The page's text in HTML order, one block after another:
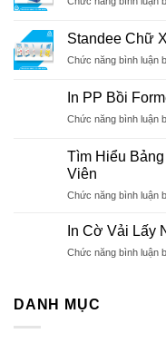
Standee Chữ
Chức năng bình luận
In PP Bồi
Chức năng bình luận
Tìm Hiểu
Viên
Chức năng bình luận
In Cờ Vải Lấy
Chức năng bình luận
DANH MỤC